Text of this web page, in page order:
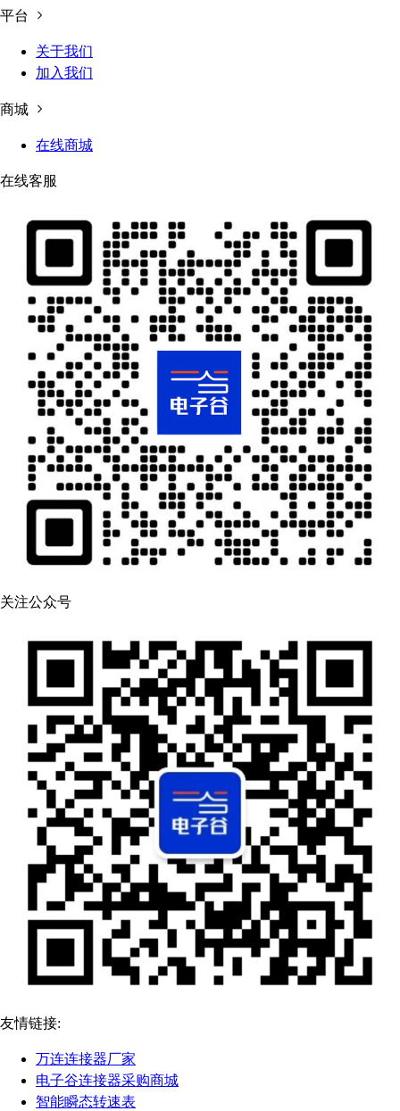
平台
关于我们
加入我们
商城
在线商城
在线客服
关注公众号
友情链接:
万连连接器厂家
电子谷连接器采购商城
智能瞬态转速表